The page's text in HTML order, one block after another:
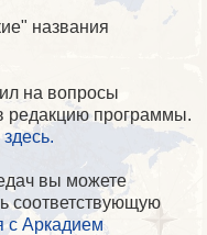
названия
на вопросы
редакцию программы.
здесь.
вы можете
соответствующую
с Аркадием